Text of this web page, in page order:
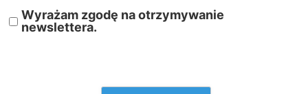
Wyrażam zgodę na otrzymywanie
newslettera.